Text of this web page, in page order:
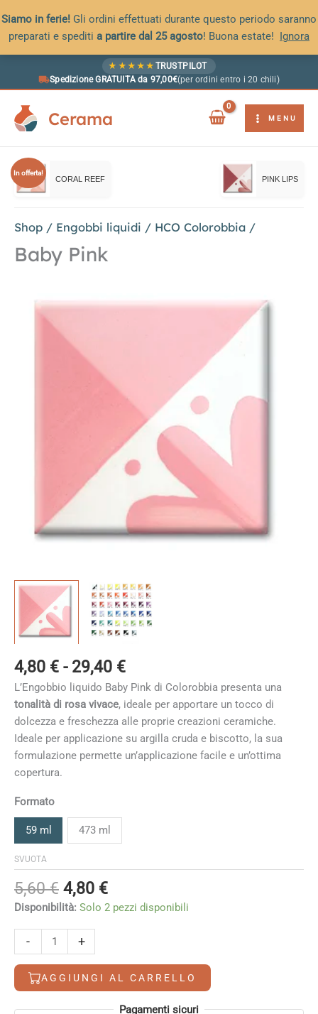
Siamo in ferie! Gli ordini effettuati durante questo periodo saranno
preparati e spediti a partire dal 25 agosto! Buona estate! Ignora
★ ★ ★ ★ ★ TRUSTPILOT
Spedizione GRATUITA da 97,00€(per ordini entro i 20 chili)
Cerama MENU
In offerta!
CORAL REEF PINK LIPS
Shop / Engobbi liquidi / HCO Colorobbia /
Baby Pink
4,80 € - 29,40 €Fascia
di
prezzo:
da
4,80 €
a
L’Engobbio liquido Baby Pink di Colorobbia presenta una
tonalità di rosa vivace, ideale per apportare un tocco di
dolcezza e freschezza alle proprie creazioni ceramiche.
Ideale per applicazione su argilla cruda e biscotto, la sua
formulazione permette un’applicazione facile e un’ottima
copertura.
Formato
59 ml 473 ml
SVUOTA
5,60€ Il
prezzo
era:
5,60 €.
4,80 €Il
prezzo
Disponibilità: Solo 2 pezzi disponibili
-
Pink
quantità
+
AGGIUNGI AL CARRELLO
Alternative: Pagamenti sicuri